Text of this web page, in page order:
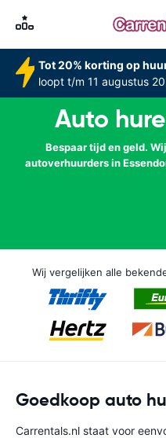
Tot 20% korting op
loopt t/m 11 augustus
Auto
Bespaar tijd en geld.
autoverhuurders in
Wij vergelijken alle
Goedkoop auto
Carrentals.nl staat voor